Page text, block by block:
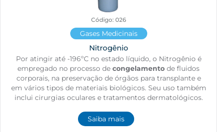
Código: 026
Gases Medicinais
Nitrogênio
Por atingir até -196ºC no estado líquido, o Nitrogênio é
empregado no processo de congelamento de fluidos
corporais, na preservação de órgãos para transplante e
em vários tipos de materiais biológicos. Seu uso também
inclui cirurgias oculares e tratamentos dermatológicos.
Saiba mais